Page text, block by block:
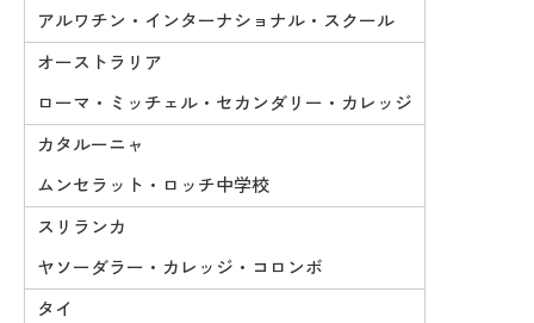
アルワチン・インターナショナル・スクール
オーストラリア
ローマ・ミッチェル・セカンダリー・カレッジ
カタルーニャ
ムンセラット・ロッチ中学校
スリランカ
ヤソーダラー・カレッジ・コロンボ
タイ